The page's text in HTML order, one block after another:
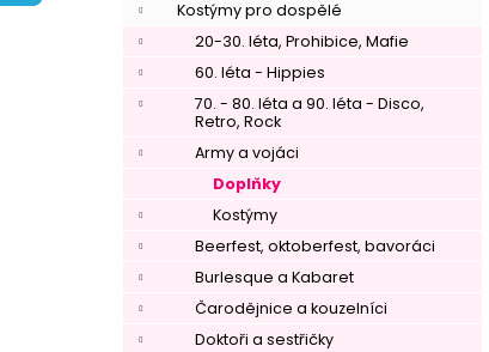
Kostýmy pro dospělé
20-30. léta, Prohibice, Mafie
60. léta - Hippies
70. - 80. léta a 90. léta - Disco,
Retro, Rock
Army a vojáci
Doplňky
Kostýmy
Beerfest, oktoberfest, bavoráci
Burlesque a Kabaret
Čarodějnice a kouzelníci
Doktoři a sestřičky